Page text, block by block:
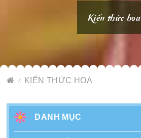
Kiến thức hoa
KIẾN THỨC HOA
DANH MỤC